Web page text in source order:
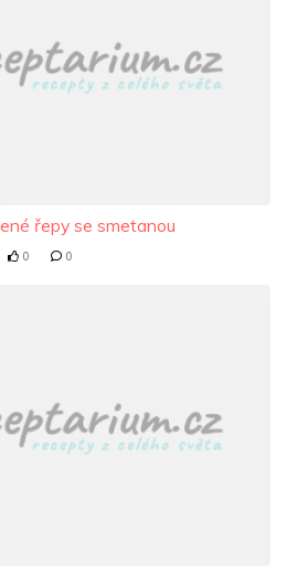
řepy se smetanou
0 0